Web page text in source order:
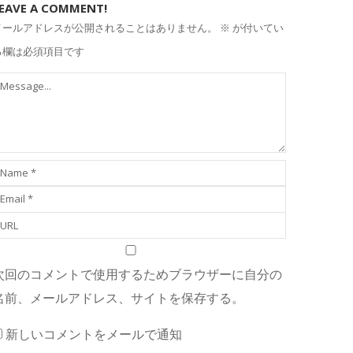
A COMMENT!
ルアドレスが公開されることはありません。 ※ が付いてい
欄は必須項目です
回のコメントで使用するためブラウザーに自分の
前、メールアドレス、サイトを保存する。
新しいコメントをメールで通知